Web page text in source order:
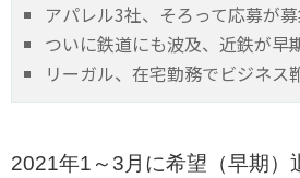
アパレル3社、そろって応募が
ついに鉄道にも波及、近鉄が早
リーガル、在宅勤務でビジネス
2021年1～3月に希望（早期）